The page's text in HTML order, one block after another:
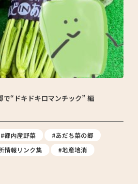
で“ドキドキロマンチック” 編
#都内産野菜
#あだち菜の郷
情報リンク集 #地産地消